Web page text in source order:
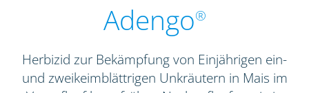
Adengo®
Herbizid zur Bekämpfung von Einjährigen ein-
und zweikeimblättrigen Unkräutern in Mais im